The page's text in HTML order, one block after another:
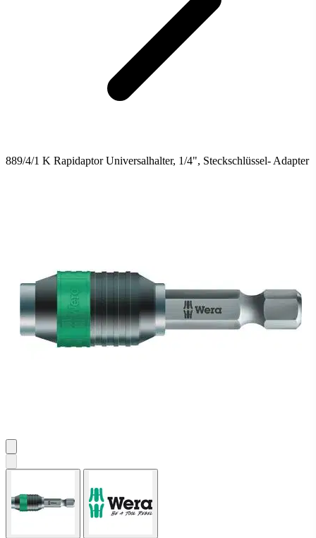
889/4/1 K Rapidaptor Universalhalter, 1/4", Steckschlüssel- Adapter